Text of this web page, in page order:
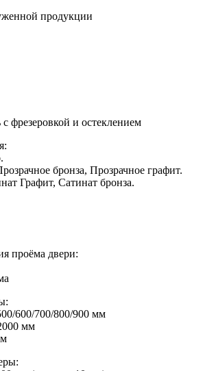
продукции
фрезеровкой и остеклением
бронза, Прозрачное графит.
Графит, Сатинат бронза.
проёма двери:
600/700/800/900 мм
мм